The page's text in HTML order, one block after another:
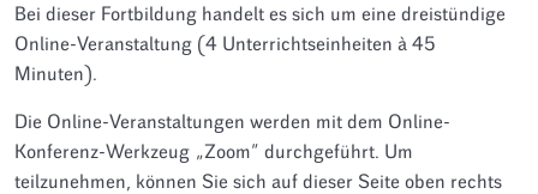
Bei dieser Fortbildung handelt es sich um eine dreistündige
Online-Veranstaltung (4 Unterrichtseinheiten à 45
Minuten).
Die Online-Veranstaltungen werden mit dem Online-
Konferenz-Werkzeug „Zoom” durchgeführt. Um
teilzunehmen, können Sie sich auf dieser Seite oben rechts